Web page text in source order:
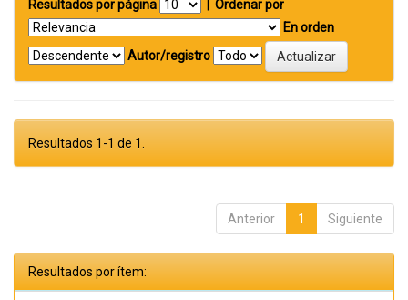
Resultados por página
Ordenar por
En orden
Autor/registro
Resultados 1-1 de 1.
Anterior 1 Siguiente
Resultados por ítem: